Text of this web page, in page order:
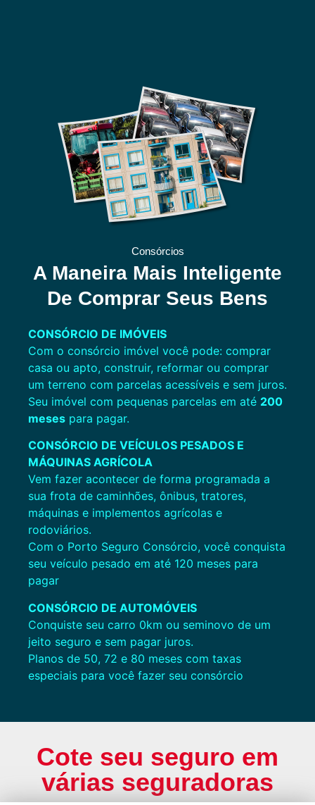
Consórcios
A Maneira Mais Inteligente
De Comprar Seus Bens
CONSÓRCIO DE IMÓVEIS
Com o consórcio imóvel você pode: comprar
casa ou apto, construir, reformar ou comprar
um terreno com parcelas acessíveis e sem juros.
Seu imóvel com pequenas parcelas em até 200
meses para pagar.
CONSÓRCIO DE VEÍCULOS PESADOS E
MÁQUINAS AGRÍCOLA
Vem fazer acontecer de forma programada a
sua frota de caminhões, ônibus, tratores,
máquinas e implementos agrícolas e
rodoviários.
Com o Porto Seguro Consórcio, você conquista
seu veículo pesado em até 120 meses para
pagar
CONSÓRCIO DE AUTOMÓVEIS
Conquiste seu carro 0km ou seminovo de um
jeito seguro e sem pagar juros.
Planos de 50, 72 e 80 meses com taxas
especiais para você fazer seu consórcio
Cote seu seguro em
várias seguradoras